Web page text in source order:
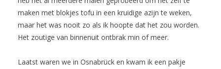
maken met blokjes tofu in een kruidige azijn te weken,
maar het was nooit zo als ik hoopte dat het zou worden.
Het zoutige van binnenuit ontbrak min of meer.
Laatst waren we in Osnabrück en kwam ik een pakje